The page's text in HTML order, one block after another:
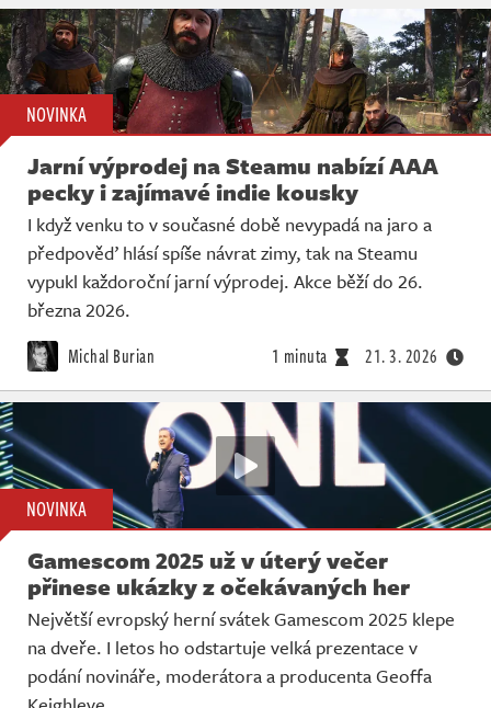
NOVINKA
Jarní výprodej na Steamu nabízí AAA
pecky i zajímavé indie kousky
I když venku to v současné době nevypadá na jaro a
předpověď hlásí spíše návrat zimy, tak na Steamu
vypukl každoroční jarní výprodej. Akce běží do 26.
března 2026.
Michal Burian 1 minuta 21. 3. 2026
NOVINKA
Gamescom 2025 už v úterý večer
přinese ukázky z očekávaných her
Největší evropský herní svátek Gamescom 2025 klepe
na dveře. I letos ho odstartuje velká prezentace v
podání novináře, moderátora a producenta Geoffa